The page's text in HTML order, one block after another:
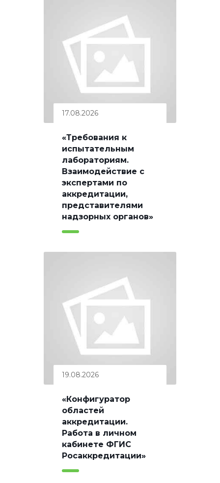
17.08.2026
«Требования к
испытательным
лабораториям.
Взаимодействие с
экспертами по
аккредитации,
представителями
надзорных органов»
19.08.2026
«Конфигуратор
областей
аккредитации.
Работа в личном
кабинете ФГИС
Росаккредитации»